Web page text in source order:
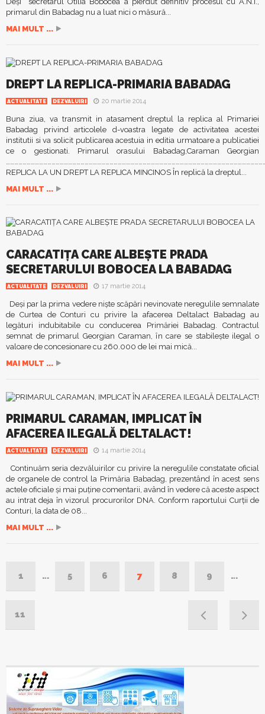
primarul din Babadag nu a luat nici o măsură...
MAI MULT ...
DREPT LA REPLICA-PRIMARIA BABADAG
ACTUALITATE DEZVALUIRI 20 martie 2014
Buna ziua, va transmit in atasament dreptul la replica al Primariei
Babadag privind articolele d-voastra legate de activitatea acestei
institutii si va solicit publicarea acestuia in editia urmatoare a publicatiei
ce o gestionati. Primarul orasului Babadag,Caraman Georgian
REPLICA LA UN DREPT LA REPLICA MINCINOS În replică la dreptul...
MAI MULT ...
CARACATIŢA CARE ALBEŞTE PRADA
SECRETARULUI BOBOCEA LA BABADAG
ACTUALITATE DEZVALUIRI 17 martie 2014
Deşi par la prima vedere nişte scăpări nevinovate neregulile semnalate
de Curtea de Conturi cu privire la afacerea Deltalact Babadag au
legături indubitabile cu conducerea Primăriei Babadag. Contractul
semnat de primarul Georgian Caraman, în care se stabileşte ilegal o
valoare de concesionare cu 260.000 de lei mai mică...
MAI MULT ...
PRIMARUL CARAMAN, IMPLICAT ÎN
AFACEREA ILEGALĂ DELTALACT!
ACTUALITATE DEZVALUIRI 14 martie 2014
Continuăm seria dezvăluirilor cu privire la neregulile constatate oficial
de organele de control la Primăria Babadag, prezentând în acest sens
actele oficiale şi mai puţine comentarii, având în vedere că aceste aspect
au intrat deja în vizorul procurorilor DNA. Conform raportului Curţii de
Conturi, la data de 08...
MAI MULT ...
1 … 5 6 7 8 9 …
11